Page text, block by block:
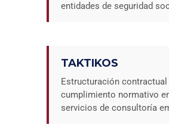
entidades de seguridad
TAKTIKOS
Estructuración contractual
cumplimiento normativo
servicios de consultoría